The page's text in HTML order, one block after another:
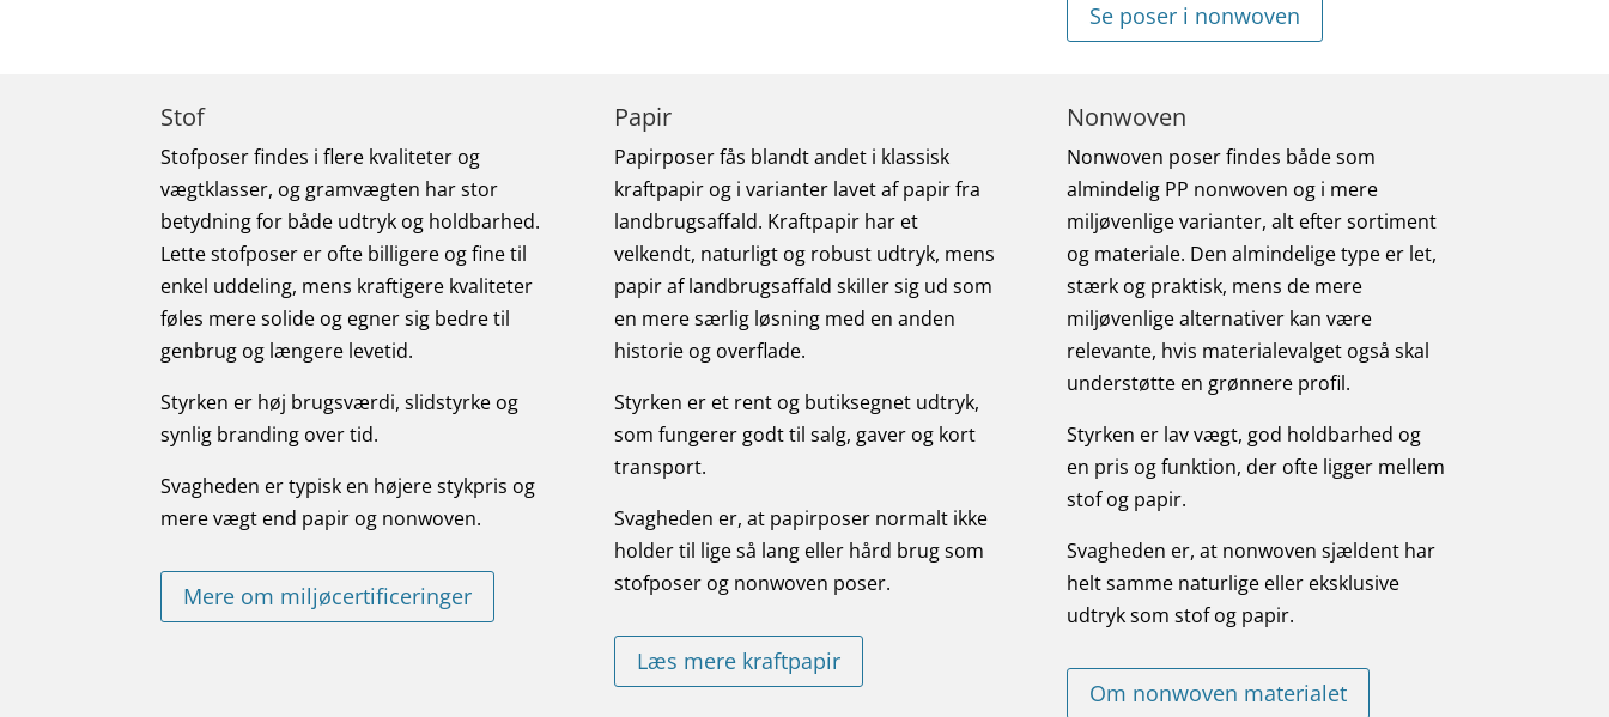
Se poser i nonwoven
Stof
Stofposer findes i flere kvaliteter og
vægtklasser, og gramvægten har stor
betydning for både udtryk og holdbarhed.
Lette stofposer er ofte billigere og fine til
enkel uddeling, mens kraftigere kvaliteter
føles mere solide og egner sig bedre til
genbrug og længere levetid.
Styrken er høj brugsværdi, slidstyrke og
synlig branding over tid.
Svagheden er typisk en højere stykpris og
mere vægt end papir og nonwoven.
Mere om miljøcertificeringer
Papir
Papirposer fås blandt andet i klassisk
kraftpapir og i varianter lavet af papir fra
landbrugsaffald. Kraftpapir har et
velkendt, naturligt og robust udtryk, mens
papir af landbrugsaffald skiller sig ud som
en mere særlig løsning med en anden
historie og overflade.
Styrken er et rent og butiksegnet udtryk,
som fungerer godt til salg, gaver og kort
transport.
Svagheden er, at papirposer normalt ikke
holder til lige så lang eller hård brug som
stofposer og nonwoven poser.
Læs mere kraftpapir
Nonwoven
Nonwoven poser findes både som
almindelig PP nonwoven og i mere
miljøvenlige varianter, alt efter sortiment
og materiale. Den almindelige type er let,
stærk og praktisk, mens de mere
miljøvenlige alternativer kan være
relevante, hvis materialevalget også skal
understøtte en grønnere profil.
Styrken er lav vægt, god holdbarhed og
en pris og funktion, der ofte ligger mellem
stof og papir.
Svagheden er, at nonwoven sjældent har
helt samme naturlige eller eksklusive
udtryk som stof og papir.
Om nonwoven materialet